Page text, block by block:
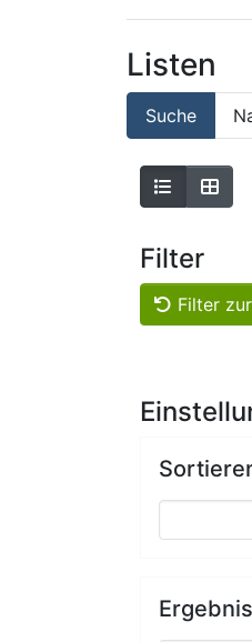
Listen
Suche
Filter
Filter